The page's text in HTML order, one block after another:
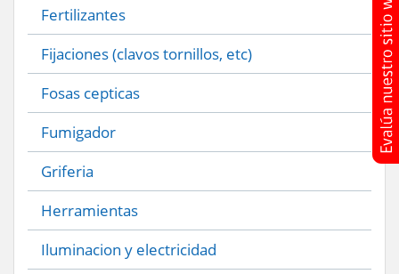
Fertilizantes
Fijaciones (clavos tornillos, etc)
Fosas cepticas
Fumigador
Griferia
Herramientas
Iluminacion y electricidad